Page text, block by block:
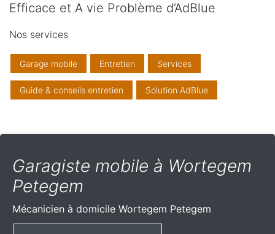
Efficace et A vie Problème d’AdBlue
Nos services
Garage mobile Entretien Services
Guide & conseils entretien Solution AdBlue
Garagiste mobile à Wortegem
Petegem
Mécanicien à domicile Wortegem Petegem